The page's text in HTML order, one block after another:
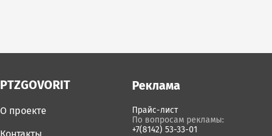
PTZGOVORIT
О проекте
Реклама
Прайс-лист
По вопросам рекламы:
+7(8142) 53-33-01